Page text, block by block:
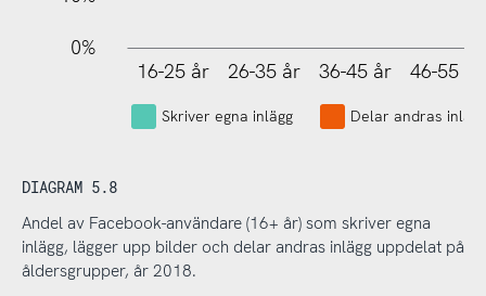
0%
L
16-25 år 26-35 år 36-45 år 46-55 år
Skriver egna inlägg Delar andras inlägg
DIAGRAM 5.8
Andel av Facebook-användare (16+ år) som skriver egna
inlägg, lägger upp bilder och delar andras inlägg uppdelat på
åldersgrupper, år 2018.